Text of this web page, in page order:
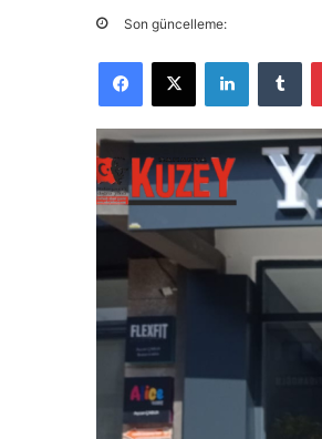
Son güncelleme: